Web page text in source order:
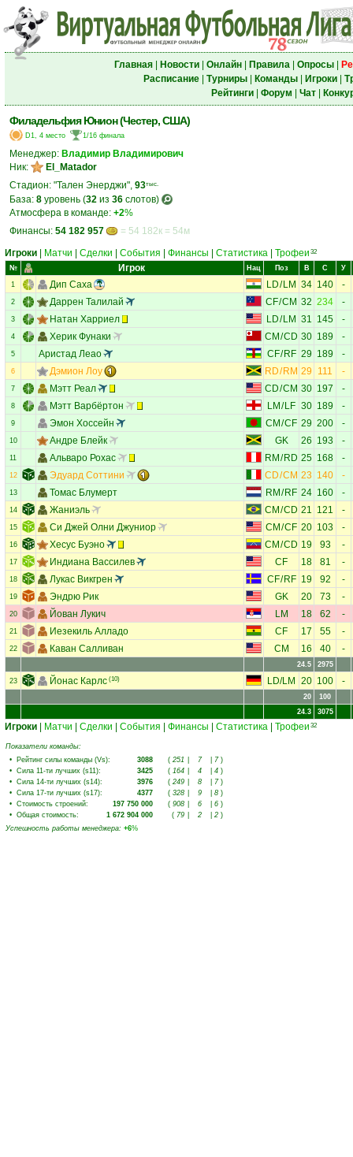
Главная| Новости| Онлайн| Правила| Опросы|
Расписание| Турниры| Команды| Игроки|
Рейтинги| Форум Чат|
Филадельфия Юнион (Честер, США)
D1, 4 место 1/16 финала
Менеджер: Владимир Владимирович
Ник:
El_Matador
Стадион: "Тален Энерджи", 93тыс.
База: 8 уровень (32 из 36 слотов)
Атмосфера в команде: +2%
Финансы: 54 182 957
= 54 182к = 54м
Игроки
Матчи Сделки События Финансы Статистика Трофеи 32
№ Игрок Нац Поз В С У
1 Дип Саха LD/ LM 34 140 -
2 Даррен Талилай CF/CM 32 234 -
3 Натан Харриел LD/ LM 31 145 -
4 Херик Фунаки CM /CD 30 189 -
5 Аристад Леао CF/RF 29 189 -
6 Дэмион Лоу RD/ RM 29 111 -
7 Мэтт Реал CD/CM 30 197 -
8 Мэтт Варбёртон LM / LF 30 189 -
9 Эмон Хоссейн CM /CF 29 200 -
10 Андре Блейк GK 26 193 -
11 Альваро Рохас RM / RD 25 168 -
12 Эдуард Соттини CD/CM 23 140 -
13 Томас Блумерт RM / RF 24 160 -
14 Жаниэль CM /CD 21 121 -
15 Си Джей Олни Джуниор CM /CF 20 103 -
16 Хесус Буэно CM /CD 19 93 -
17 Индиана Вассилев CF 18 81 -
18 Лукас Викгрен CF/RF 19 92 -
19 Эндрю Рик GK 20 73 -
20 Йован Лукич LM 18 62 -
21 Иезекиль Алладо CF 17 55 -
22 Каван Салливан CM 16 40 -
24.5 2975
23 Йонас Карлс (10) LD/LM 20 100 -
20
100
24.3
3075
Игроки Матчи Сделки События Финансы Статистика Трофеи 32
Показатели команды:
• Рейтинг силы команды (Vs): 3088 ( 251 7 7)
• Сила 11-ти лучших (s11): 3425 ( 164 4 4 )
• Сила 14-ти лучших (s14): 3976 ( 249 8 7)
• Сила 17-ти лучших (s17): 4377 ( 328 9 8 )
• Стоимость строений: 197 750 000 ( 908 6 6 )
• Общая стоимость: 1 672 904 000 ( 79 2 2 )
Успешность работы менеджера: +6%